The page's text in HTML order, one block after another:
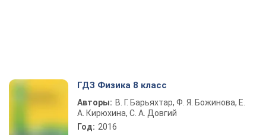
ГДЗ Физика 8 класс
Авторы: В. Г. Барьяхтар, Ф. Я. Божинова, Е.
А. Кирюхина, С. А. Довгий
Год: 2016